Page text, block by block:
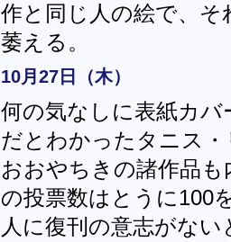
作と同じ人の絵で、
萎える。
10月27日（木）
何の気なしに表紙カ
だとわかったタニス
おおやちきの諸作品
の投票数はとうに100
人に復刊の意志がな